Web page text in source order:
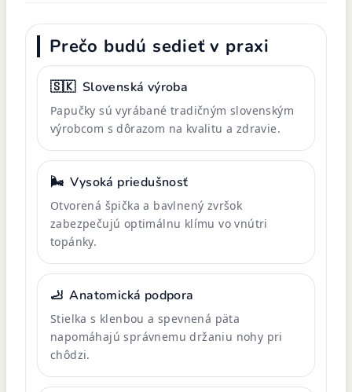
Prečo budú sedieť v praxi
🇸🇰 Slovenská výroba
Papučky sú vyrábané tradičným slovenským
výrobcom s dôrazom na kvalitu a zdravie.
🌬️ Vysoká priedušnosť
Otvorená špička a bavlnený zvršok
zabezpečujú optimálnu klímu vo vnútri
topánky.
🦶 Anatomická podpora
Stielka s klenbou a spevnená päta
napomáhajú správnemu držaniu nohy pri
chôdzi.